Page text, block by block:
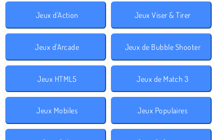
Jeux d'Action Jeux Viser & Tirer
Jeux d'Arcade Jeux de Bubble Shooter
Jeux HTML5 Jeux de Match 3
Jeux Mobiles Jeux Populaires